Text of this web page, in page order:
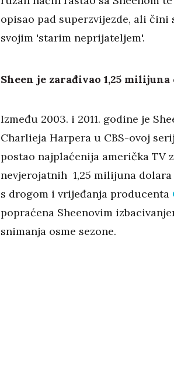
opisao pad superzvijezde, ali
svojim 'starim neprijateljem'.
Sheen je zarađivao 1,25
Između 2003. i 2011. godine je
Charlieja Harpera u CBS-ovoj
postao najplaćenija američka TV
nevjerojatnih 1,25 milijuna dolara
s drogom i vrijeđanja producenta
popraćena Sheenovim
snimanja osme sezone.